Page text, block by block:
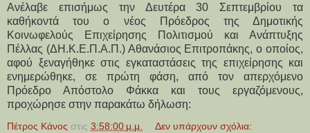
Ανέλαβε επισήμως την Δευτέρα 30 Σεπτεμβρίου τα
καθήκοντά του ο νέος Πρόεδρος της Δημοτικής
Κοινωφελούς Επιχείρησης Πολιτισμού και Ανάπτυξης
Πέλλας (ΔΗ.Κ.Ε.Π.Α.Π.) Αθανάσιος Επιτροπάκης, ο οποίος,
αφού ξεναγήθηκε στις εγκαταστάσεις της επιχείρησης και
ενημερώθηκε, σε πρώτη φάση, από τον απερχόμενο
Πρόεδρο Απόστολο Φάκκα και τους εργαζόμενους,
προχώρησε στην παρακάτω δήλωση:
Πέτρος Κάνος στις 3:58:00 μ.μ. Δεν υπάρχουν σχόλια: